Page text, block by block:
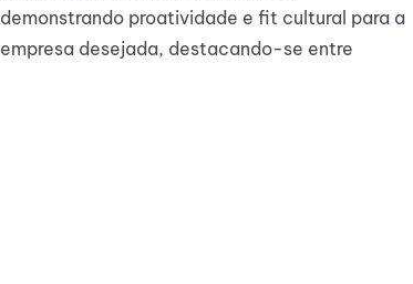
demonstrando proatividade e fit cultural para a
empresa desejada, destacando-se entre